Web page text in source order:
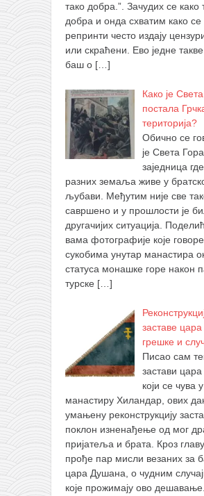
тако добра.”. Зачудих се како
добра и онда схватим како се
репринти често издају
или скраћени. Ево једне
баш о […]
Како је
постала
територија?
Обично се
је Света
заједница
разних земаља живе у
љубави. Међутим није све
савршено и у прошлости је
другачијих ситуација.
вама фотографије које
сукобима унутар манастира
статуса монашке горе након
турске […]
заставе
грешке и
Писао сам
застави
који се чува у
манастиру Хиландар, ових
умањену реконструкцију
поклон изненађење од мог
пријатеља и брата. Кроз
прође пар мисли везаних за
цара Душана, о чудним
које прожимају ово